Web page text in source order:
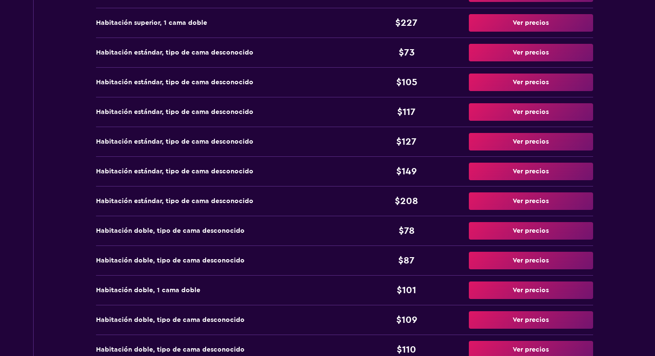
Habitación superior, 1 cama doble $227 Ver precios
Habitación estándar, tipo de cama desconocido $73 Ver precios
Habitación estándar, tipo de cama desconocido $105 Ver precios
Habitación estándar, tipo de cama desconocido $117 Ver precios
Habitación estándar, tipo de cama desconocido $127 Ver precios
Habitación estándar, tipo de cama desconocido $149 Ver precios
Habitación estándar, tipo de cama desconocido $208 Ver precios
Habitación doble, tipo de cama desconocido $78 Ver precios
Habitación doble, tipo de cama desconocido $87 Ver precios
Habitación doble, 1 cama doble $101 Ver precios
Habitación doble, tipo de cama desconocido $109 Ver precios
Habitación doble, tipo de cama desconocido $110 Ver precios